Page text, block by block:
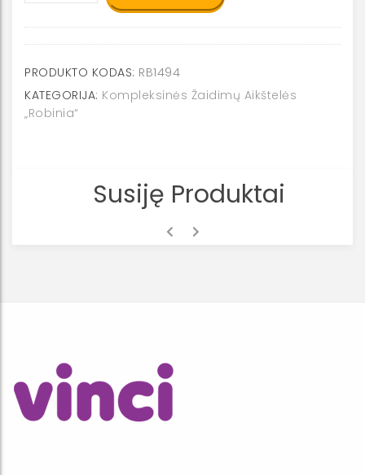
medienos
ROBINIA
sūpynės
PRODUKTO KODAS: RB1494
KATEGORIJA: Kompleksinės Žaidimų Aikštelės
„Robinia“
Susiję Produktai